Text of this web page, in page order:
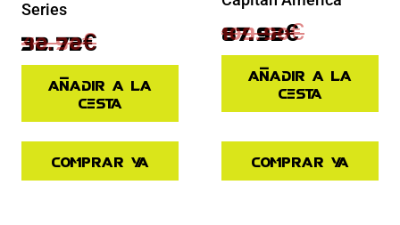
Series
40.90€
32.72€
Añadir a la
cesta
Comprar ya
109.90€
87.92€
Añadir a la
cesta
Comprar ya